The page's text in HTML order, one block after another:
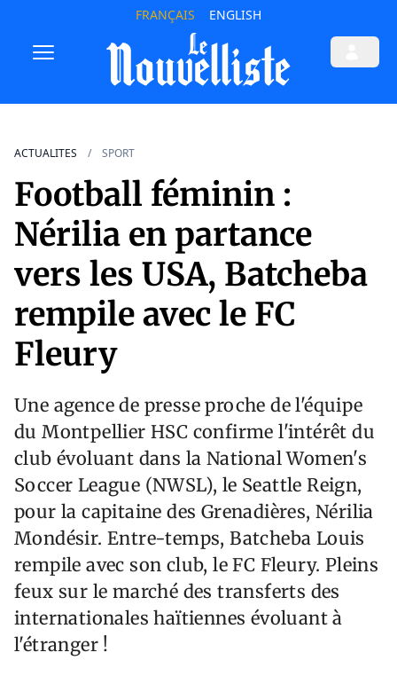
FRANÇAIS ENGLISH
ACTUALITES SPORT
Football féminin :
Nérilia en partance
vers les USA, Batcheba
rempile avec le FC
Fleury
Une agence de presse proche de l'équipe
du Montpellier HSC confirme l'intérêt du
club évoluant dans la National Women's
Soccer League (NWSL), le Seattle Reign,
pour la capitaine des Grenadières, Nérilia
Mondésir. Entre-temps, Batcheba Louis
rempile avec son club, le FC Fleury. Pleins
feux sur le marché des transferts des
internationales haïtiennes évoluant à
l'étranger !